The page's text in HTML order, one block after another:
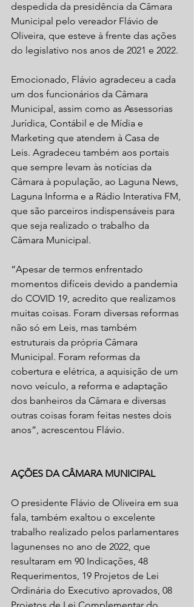
despedida da presidência da Câmara
Municipal pelo vereador Flávio de
Oliveira, que esteve à frente das ações
do legislativo nos anos de 2021 e 2022.
Emocionado, Flávio agradeceu a cada
um dos funcionários da Câmara
Municipal, assim como as Assessorias
Jurídica, Contábil e de Mídia e
Marketing que atendem à Casa de
Leis. Agradeceu também aos portais
que sempre levam às notícias da
Câmara à população, ao Laguna News,
Laguna Informa e a Rádio Interativa FM,
que são parceiros indispensáveis para
que seja realizado o trabalho da
Câmara Municipal.
“Apesar de termos enfrentado
momentos difíceis devido a pandemia
do COVID 19, acredito que realizamos
muitas coisas. Foram diversas reformas
não só em Leis, mas também
estruturais da própria Câmara
Municipal. Foram reformas da
cobertura e elétrica, a aquisição de um
novo veículo, a reforma e adaptação
dos banheiros da Câmara e diversas
outras coisas foram feitas nestes dois
anos”, acrescentou Flávio.
AÇÕES DA CÂMARA MUNICIPAL
O presidente Flávio de Oliveira em sua
fala, também exaltou o excelente
trabalho realizado pelos parlamentares
lagunenses no ano de 2022, que
resultaram em 90 Indicações, 48
Requerimentos, 19 Projetos de Lei
Ordinária do Executivo aprovados, 08